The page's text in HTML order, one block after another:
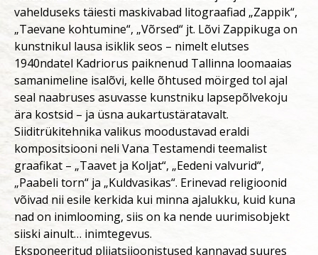
vahelduseks täiesti maskivabad litograafiad „Zappik“,
„Taevane kohtumine“, „Võrsed“ jt. Lõvi Zappikuga on
kunstnikul lausa isiklik seos – nimelt elutses
1940ndatel Kadriorus paiknenud Tallinna loomaaias
samanimeline isalõvi, kelle õhtused möirged tol ajal
seal naabruses asuvasse kunstniku lapsepõlvekoju
ära kostsid – ja üsna aukartustäratavalt.
Siiditrükitehnika valikus moodustavad eraldi
kompositsiooni neli Vana Testamendi teemalist
graafikat – „Taavet ja Koljat“, „Eedeni valvurid“,
„Paabeli torn“ ja „Kuldvasikas“. Erinevad religioonid
võivad nii esile kerkida kui minna ajalukku, kuid kuna
nad on inimlooming, siis on ka nende uurimisobjekt
siiski ainult… inimtegevus.
Eksponeeritud pliiatsijoonistused kannavad suures